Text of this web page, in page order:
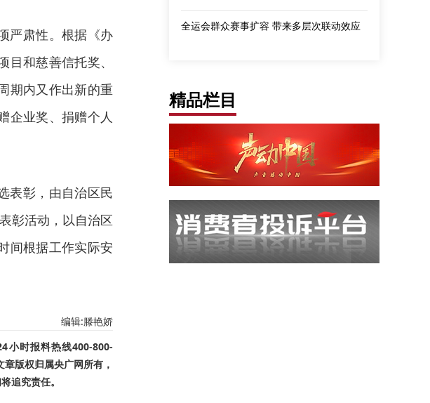
严肃性。根据《办
和慈善信托奖、
期内又作出新的重
企业奖、捐赠个人
表彰，由自治区民
彰活动，以自治区
间根据工作实际安
编辑:滕艳娇
小时报料热线400-800-
版权归属央广网所有，
追究责任。
全运会群众赛事扩容 带来多层次联动效应
精品栏目